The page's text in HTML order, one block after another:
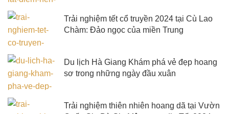
Trải nghiệm tết cổ truyền 2024 tại Cù Lao
Chàm: Đảo ngọc của miền Trung
Du lịch Hà Giang Khám phá vẻ đẹp hoang
sơ trong những ngày đầu xuân
Trải nghiệm thiên nhiên hoang dã tại Vườn